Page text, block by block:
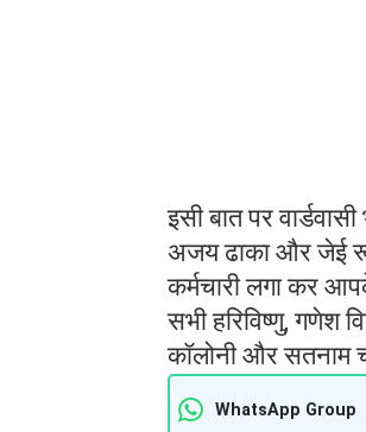
इसी बात पर
अजय ढाका और जेई
कर्मचारी लगा कर
सभी हरिविष्णु, गणेश
कॉलोनी और सतनाम
WhatsApp Group